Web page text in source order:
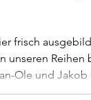
frisch
unseren Reihen
Ole und Jakob
erfolgreich die